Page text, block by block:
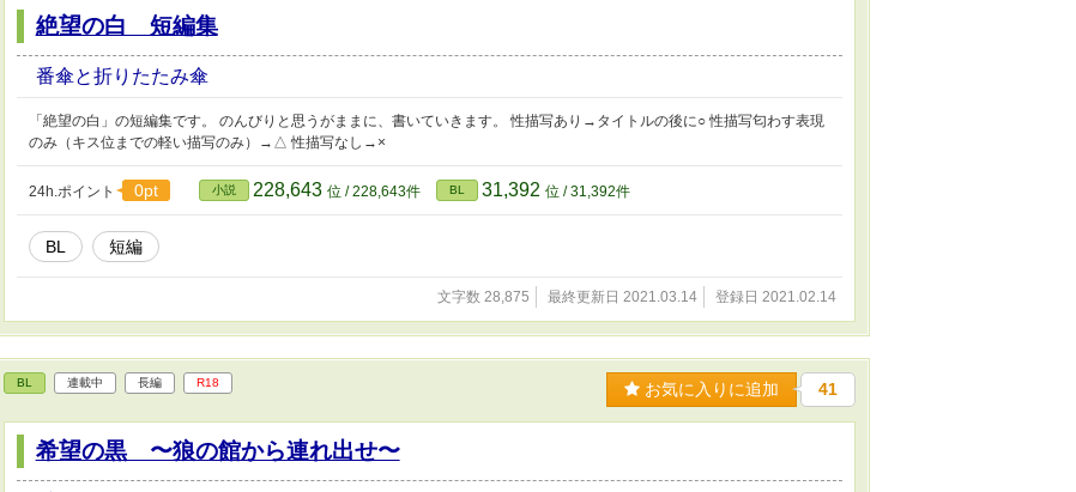
絶望の白 短編集
番傘と折りたたみ傘
「絶望の白」の短編集です。 のんびりと思うがままに、書いていきます。 性描写あり→タイトルの後に○ 性描写匂わす表現
のみ（キス位までの軽い描写のみ）→△ 性描写なし→×
24h.ポイント 0pt 小説 228,643 位 / 228,643件 BL 31,392 位 / 31,392件
BL 短編
文字数 28,875 最終更新日 2021.03.14 登録日 2021.02.14
BL 連載中 長編 R18 お気に入りに追加 41
希望の黒 〜狼の館から連れ出せ〜